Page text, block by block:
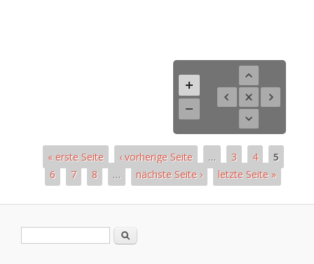
« erste Seite ‹ vorherige Seite … 3 4
5
6
7 8 … nächste Seite › letzte Seite »
Formulario de búsqueda
Buscar